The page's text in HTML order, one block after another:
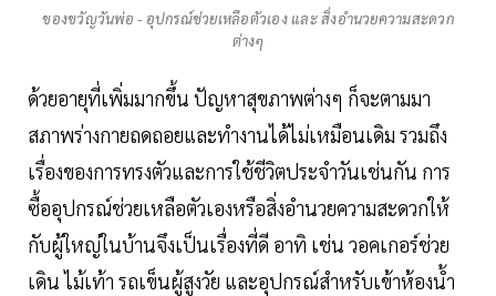
ของขวัญวันพ่อ - อุปกรณ์ช่วยเหลือตัวเอง และ สิ่งอำนวยความสะดวก
ต่างๆ
ด้วยอายุที่เพิ่มมากขึ้น ปัญหาสุขภาพต่างๆ ก็จะตามมา
สภาพร่างกายถดถอยและทำงานได้ไม่เหมือนเดิม รวมถึง
เรื่องของการทรงตัวและการใช้ชีวิตประจำวันเช่นกัน การ
ซื้ออุปกรณ์ช่วยเหลือตัวเองหรือสิ่งอำนวยความสะดวกให้
กับผู้ใหญ่ในบ้านจึงเป็นเรื่องที่ดี อาทิ เช่น วอคเกอร์ช่วย
เดิน ไม้เท้า รถเข็นผู้สูงวัย และอุปกรณ์สำหรับเข้าห้องน้ำ